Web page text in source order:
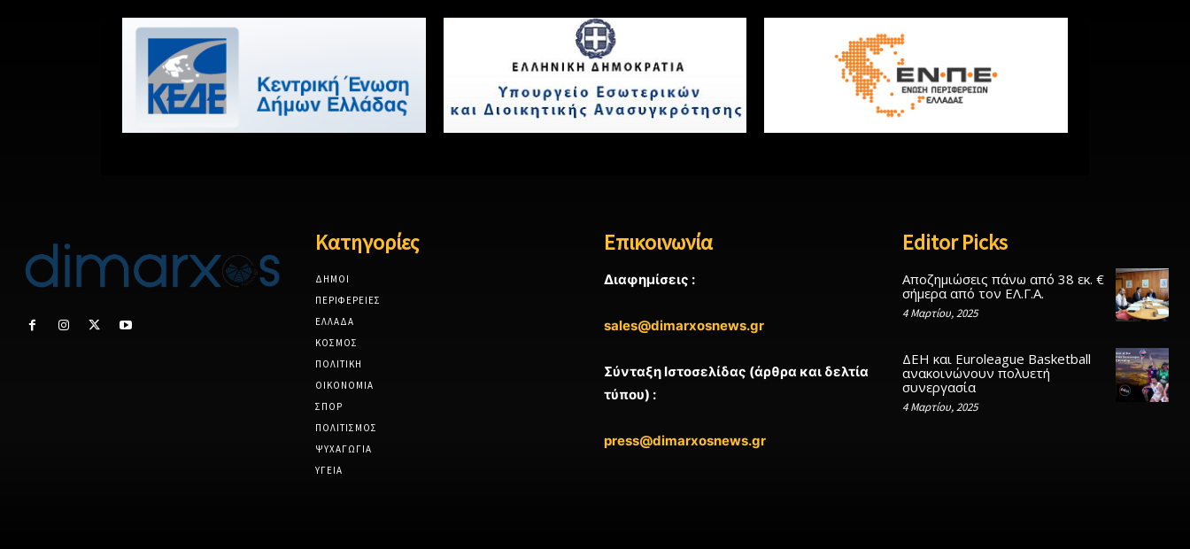
Κατηγορίες
ΔΗΜΟΙ
ΠΕΡΙΦΕΡΕΙΕΣ
ΕΛΛΑΔΑ
ΚΟΣΜΟΣ
ΠΟΛΙΤΙΚΗ
ΟΙΚΟΝΟΜΙΑ
ΣΠΟΡ
ΠΟΛΙΤΙΣΜΟΣ
ΨΥΧΑΓΩΓΙΑ
ΥΓΕΙΑ
Επικοινωνία
Διαφημίσεις :
sales@dimarxosnews.gr
Σύνταξη Ιστοσελίδας (άρθρα και δελτία
τύπου) :
press@dimarxosnews.gr
Editor Picks
Αποζημιώσεις πάνω από 38 εκ. €
σήμερα από τον ΕΛ.Γ.Α.
4 Μαρτίου, 2025
ΔΕΗ και Euroleague Basketball
ανακοινώνουν πολυετή
συνεργασία
4 Μαρτίου, 2025